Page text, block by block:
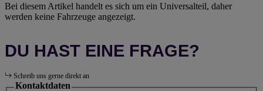
Bei diesem Artikel handelt es sich um ein Universalteil, daher
werden keine Fahrzeuge angezeigt.
DU HAST EINE FRAGE?
Schreib uns gerne direkt an
Kontaktdaten